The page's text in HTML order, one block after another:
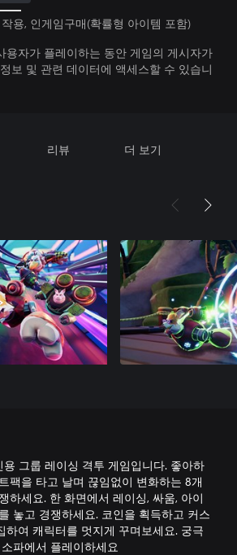
용, 인게임구매(확률형 아이템 포함)
용자가 플레이하는 동안 게임의 게시자가
보 및 관련 데이터에 액세스할 수 있습니
리뷰 더 보기
용 그룹 레이싱 격투 게임입니다. 좋아하
팩을 타고 날며 끊임없이 변화하는 8개
하세요. 한 화면에서 레이싱, 싸움, 아이
놓고 경쟁하세요. 코인을 획득하고 커스
하여 캐릭터를 멋지게 꾸며보세요. 궁극
파에서 플레이하세요